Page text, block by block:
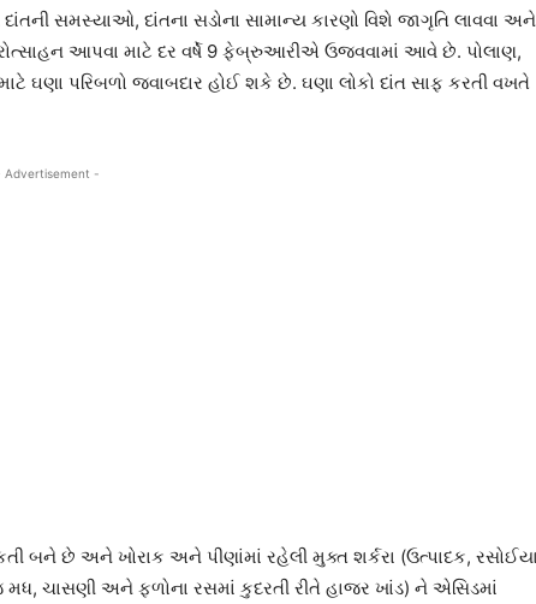
દાંતની સમસ્યાઓ, દાંતના સડોના સામાન્ય કારણો વિશે જાગૃતિ લાવવા અને
આપવા માટે દર વર્ષે 9 ફેબ્રુઆરીએ ઉજવવામાં આવે છે. પોલાણ,
ઘણા પરિબળો જવાબદાર હોઈ શકે છે. ઘણા લોકો દાંત સાફ કરતી વખતે
Advertisement -
બને છે અને ખોરાક અને પીણાંમાં રહેલી મુક્ત શર્કરા (ઉત્પાદક, રસોઈયા
મધ, ચાસણી અને ફળોના રસમાં કુદરતી રીતે હાજર ખાંડ) ને એસિડમાં